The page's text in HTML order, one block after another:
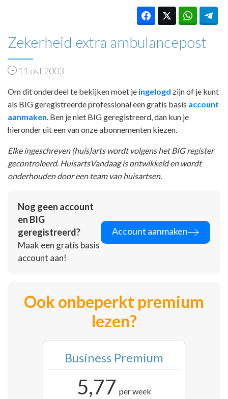
Zekerheid extra ambulancepost
11 okt 2003
Om dit onderdeel te bekijken moet je ingelogd zijn of je kunt
als BIG geregistreerde professional een gratis basis account
aanmaken . Ben je niet BIG geregistreerd, dan kun je
hieronder uit een van onze abonnementen kiezen.
Elke ingeschreven (huis)arts wordt volgens het BIG register
gecontroleerd. HuisartsVandaag is ontwikkeld en wordt
onderhouden door een team van huisartsen.
Nog geen account
en BIG
geregistreerd?
Maak een gratis basis
account aan!
Account aanmaken
Ook onbeperkt premium
lezen?
Business Premium
5,77 per week